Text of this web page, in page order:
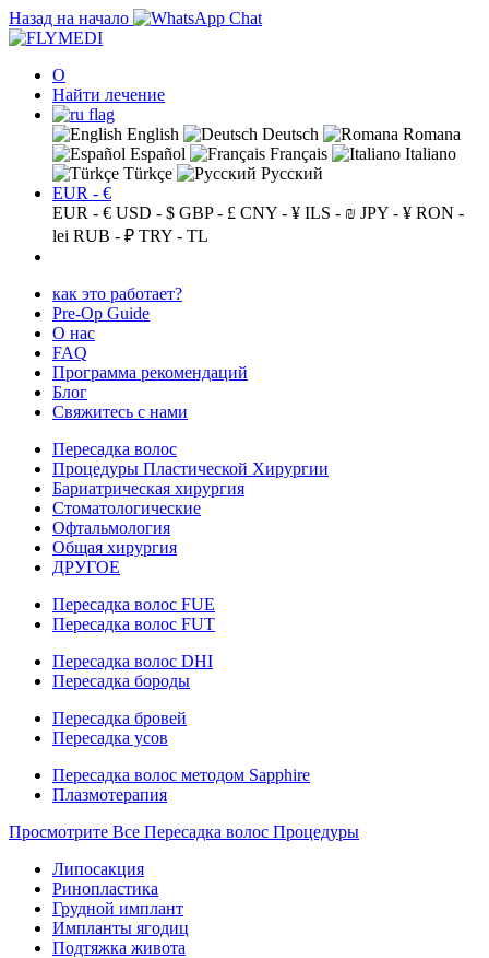
Назад на начало
О
Найти лечение
English Deutsch
Romana
Español
Français
Italiano
Türkçe
Русский
EUR - €
EUR - € USD - $ GBP - £ CNY - ¥ ILS - ₪ JPY - ¥ RON -
lei RUB - ₽ TRY - TL
как это работает?
Pre-Op Guide
О нас
FAQ
Программа рекомендаций
Блог
Свяжитесь с нами
Пересадка волос
Процедуры Пластической Хирургии
Бариатрическая хирургия
Стоматологические
Офтальмология
Общая хирургия
ДРУГОЕ
Пересадка волос FUE
Пересадка волос FUT
Пересадка волос DHI
Пересадка бороды
Пересадка бровей
Пересадка усов
Пересадка волос методом Sapphire
Плазмотерапия
Просмотрите Все Пересадка волос Процедуры
Липосакция
Ринопластика
Грудной имплант
Импланты ягодиц
Подтяжка живота